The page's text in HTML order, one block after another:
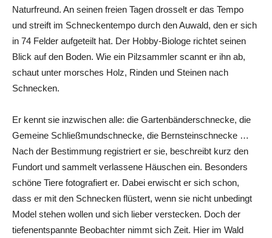
Naturfreund. An seinen freien Tagen drosselt er das Tempo
und streift im Schneckentempo durch den Auwald, den er sich
in 74 Felder aufgeteilt hat. Der Hobby-Biologe richtet seinen
Blick auf den Boden. Wie ein Pilzsammler scannt er ihn ab,
schaut unter morsches Holz, Rinden und Steinen nach
Schnecken.
Er kennt sie inzwischen alle: die Gartenbänderschnecke, die
Gemeine Schließmundschnecke, die Bernsteinschnecke …
Nach der Bestimmung registriert er sie, beschreibt kurz den
Fundort und sammelt verlassene Häuschen ein. Besonders
schöne Tiere fotografiert er. Dabei erwischt er sich schon,
dass er mit den Schnecken flüstert, wenn sie nicht unbedingt
Model stehen wollen und sich lieber verstecken. Doch der
tiefenentspannte Beobachter nimmt sich Zeit. Hier im Wald